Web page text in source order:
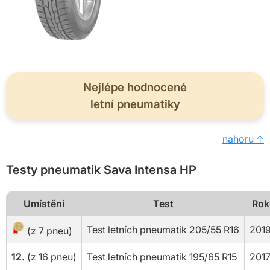
Nejlépe hodnocené
letní pneumatiky
nahoru ↑
Testy pneumatik Sava Intensa HP
Umístění Test Rok
(z 7 pneu) Test letních pneumatik 205/55 R16
12. (z 16 pneu) Test letních pneumatik 195/65 R15 2017